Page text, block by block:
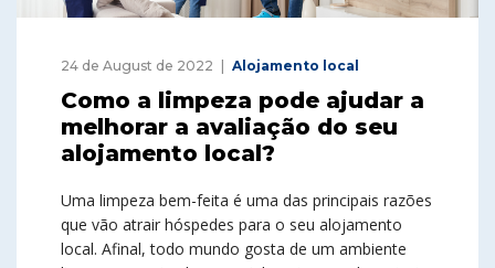
24 de August de 2022 Alojamento local
Como a limpeza pode ajudar a
melhorar a avaliação do seu
alojamento local?
Uma limpeza bem-feita é uma das principais razões
que vão atrair hóspedes para o seu alojamento
local. Afinal, todo mundo gosta de um ambiente